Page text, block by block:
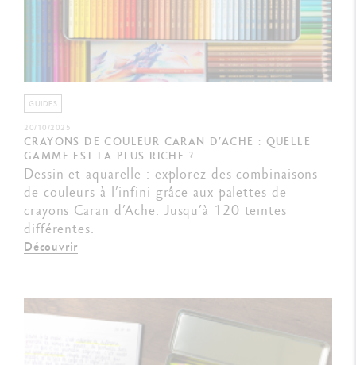
GUIDES
20/10/2025
CRAYONS DE COULEUR CARAN D’ACHE : QUELLE
GAMME EST LA PLUS RICHE ?
Dessin et aquarelle : explorez des combinaisons
de couleurs à l’infini grâce aux palettes de
crayons Caran d’Ache. Jusqu’à 120 teintes
différentes.
Découvrir